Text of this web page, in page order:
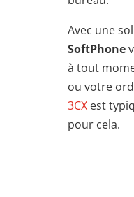
Avec une
SoftPhone
à tout
ou votre
3CX est
pour cela.